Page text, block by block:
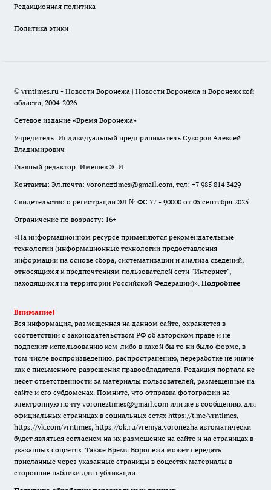
Редакционная политика
Политика этики
© vrntimes.ru - Новости Воронежа | Новости Воронежа и Воронежской
области, 2004-2026
Сетевое издание «Время Воронежа»
Учредитель: Индивидуальный предприниматель Суворов Алексей
Владимирович
Главный редактор: Имешев Э. И.
Контакты: Эл.почта: voroneztimes@gmail.com, тел: +7 985 814 3429
Свидетельство о регистрации ЭЛ № ФС 77 - 90000 от 05 сентября 2025
Ограничение по возрасту: 16+
«На информационном ресурсе применяются рекомендательные
технологии (информационные технологии предоставления
информации на основе сбора, систематизации и анализа сведений,
относящихся к предпочтениям пользователей сети "Интернет",
находящихся на территории Российской Федерации)». Подробнее
Внимание!
Вся информация, размещенная на данном сайте, охраняется в
соответствии с законодательством РФ об авторском праве и не
подлежит использованию кем-либо в какой бы то ни было форме, в
том числе воспроизведению, распространению, переработке не иначе
как с письменного разрешения правообладателя. Редакция портала не
несет ответственности за материалы пользователей, размещенные на
сайте и его субдоменах. Помните, что отправка фотографии на
электронную почту voroneztimes@gmail.com или же в сообщениях для
официальных страницах в социальных сетях https://t.me/vrntimes,
https://vk.com/vrntimes, https://ok.ru/vremya.voronezha автоматически
будет являться согласием на их размещение на сайте и на страницах в
указанных соцсетях. Также Время Воронежа может передать
присланные через указанные страницы в соцсетях материалы в
сторонние паблики для публикации.